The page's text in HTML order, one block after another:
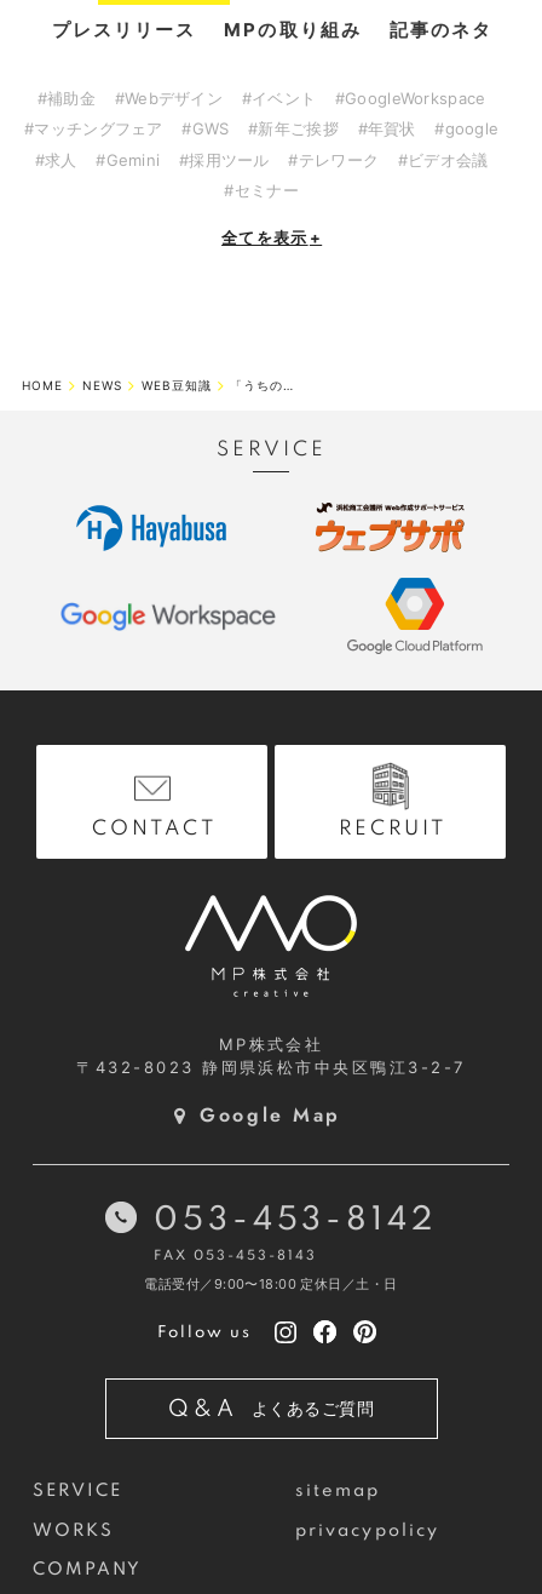
プレスリリース
MPの取り組み 記事のネタ
#補助金 #Webデザイン #イベント
#GoogleWorkspace
#マッチングフェア
#GWS #新年ご挨拶 #年賀状
#google
#求人
#Gemini #採用ツール #テレワーク
#ビデオ会議
#セミナー
全てを表示 +
HOME NEWS WEB豆知識 「うちのブログ、AIにモテモテ！？」 LLMO対応で変わる次世代Webサイ...
SERVICE
CONTACT RECRUIT
MP株式会社
〒432-8023静岡県浜松市中央区鴨江3-2-7
Google Map
SERVICE
WORKS
COMPANY
sitemap
privacypolicy
053-453-8142
FAX 053-453-8143
電話受付／9:00〜18:00 定休日／土・日
Follow us
Q&A よくあるご質問